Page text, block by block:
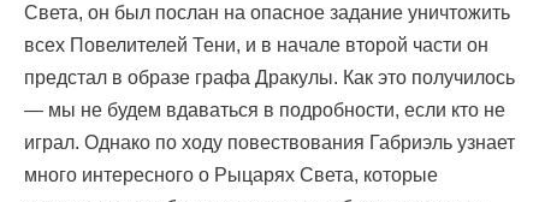
Света, он был послан на опасное задание уничтожить
всех Повелителей Тени, и в начале второй части он
предстал в образе графа Дракулы. Как это получилось
— мы не будем вдаваться в подробности, если кто не
играл. Однако по ходу повествования Габриэль узнает
много интересного о Рыцарях Света, которые